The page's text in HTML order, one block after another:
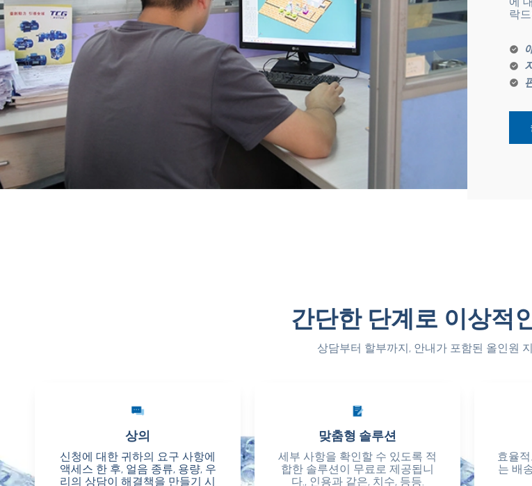
락
간단한 단계로 이상적
상담부터 할부까지, 안내가 포함된 올인원
상의
신청에 대한 귀하의 요구 사항에
액세스 한 후, 얼음 종류, 용량, 우
리의 상담이 해결책을 만들기 시
상의
신청에 대한 귀하의 요구 사항에
액세스 한 후, 얼음 종류, 용량, 우
리의 상담이 해결책을 만들기 시
맞춤형 솔루션
세부 사항을 확인할 수 있도록 적
합한 솔루션이 무료로 제공됩니
다., 인용과 같은, 치수, 등등.
맞춤형 솔루션
세부 사항을 확인할 수 있도록 적
합한 솔루션이 무료로 제공됩니
다., 인용과 같은, 치수, 등등.
효율
는 배
효율
는 배